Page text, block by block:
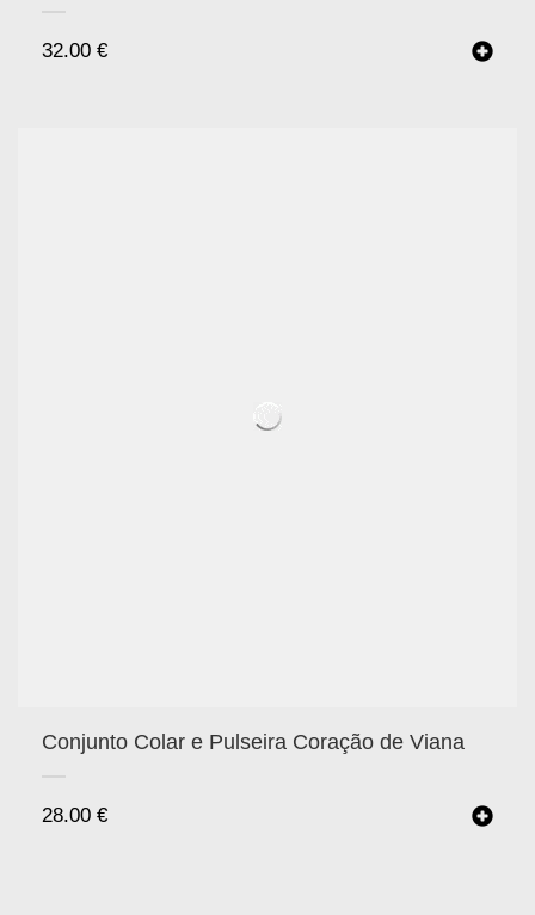
32.00 €
Conjunto Colar e Pulseira Coração de Viana
28.00 €